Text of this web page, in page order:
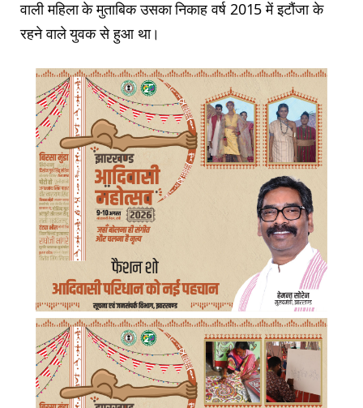
वाली महिला के मुताबिक उसका निकाह वर्ष 2015 में इटौंजा के
रहने वाले युवक से हुआ था।